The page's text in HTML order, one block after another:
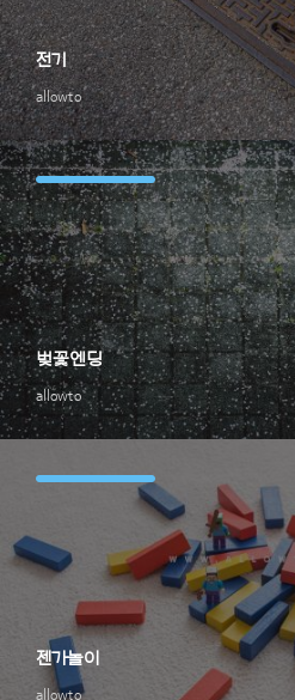
allowto
전기
allowto
벚꽃엔딩
allowto
젠가놀이